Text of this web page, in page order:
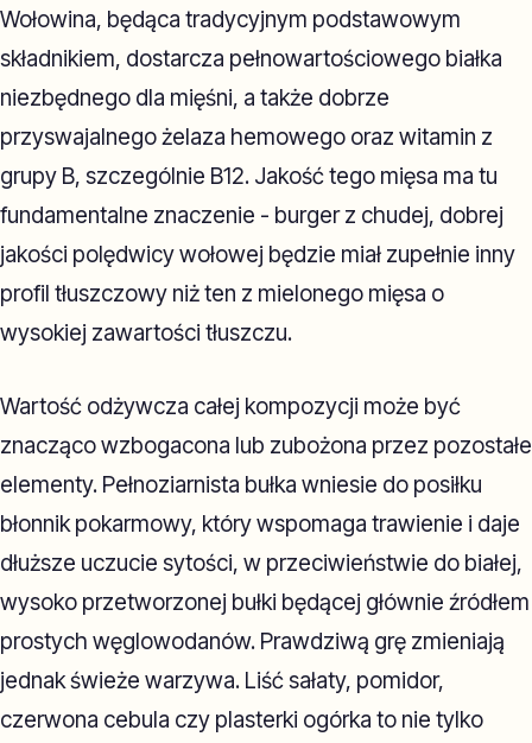
Wołowina, będąca tradycyjnym podstawowym
składnikiem, dostarcza pełnowartościowego białka
niezbędnego dla mięśni, a także dobrze
przyswajalnego żelaza hemowego oraz witamin z
grupy B, szczególnie B12. Jakość tego mięsa ma tu
fundamentalne znaczenie - burger z chudej, dobrej
jakości polędwicy wołowej będzie miał zupełnie inny
profil tłuszczowy niż ten z mielonego mięsa o
wysokiej zawartości tłuszczu.
Wartość odżywcza całej kompozycji może być
znacząco wzbogacona lub zubożona przez pozostałe
elementy. Pełnoziarnista bułka wniesie do posiłku
błonnik pokarmowy, który wspomaga trawienie i daje
dłuższe uczucie sytości, w przeciwieństwie do białej,
wysoko przetworzonej bułki będącej głównie źródłem
prostych węglowodanów. Prawdziwą grę zmieniają
jednak świeże warzywa. Liść sałaty, pomidor,
czerwona cebula czy plasterki ogórka to nie tylko